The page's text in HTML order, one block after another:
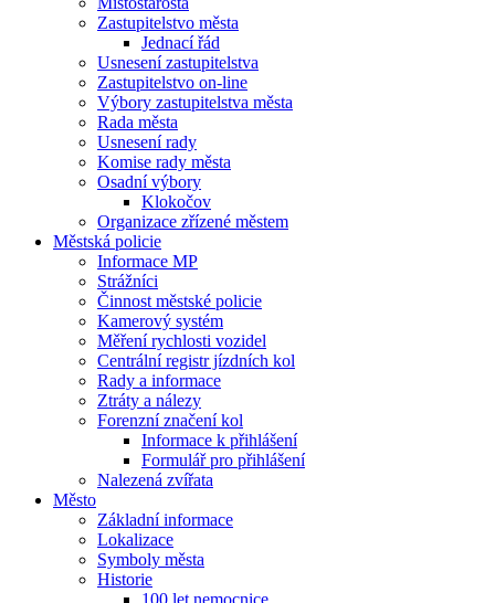
Zastupitelstvo města
Jednací řád
Usnesení zastupitelstva
Zastupitelstvo on-line
Výbory zastupitelstva města
Rada města
Usnesení rady
Komise rady města
Osadní výbory
Klokočov
Organizace zřízené městem
Městská policie
Informace MP
Strážníci
Činnost městské policie
Kamerový systém
Měření rychlosti vozidel
Centrální registr jízdních kol
Rady a informace
Ztráty a nálezy
Forenzní značení kol
Informace k přihlášení
Formulář pro přihlášení
Nalezená zvířata
Město
Základní informace
Lokalizace
Symboly města
Historie
100 let nemocnice